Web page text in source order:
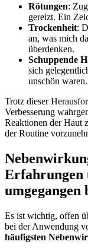
Rötungen:
gereizt. Ein
Trockenheit:⁢
an, was mich
überdenken.
Schuppende
sich
‌unschön waren.
Trotz dieser⁢
Verbesserung
⁤Reaktionen ⁣der Haut
der Routine
Erfahrungen
umgegangen
Es ist wichtig, offen
bei‍ der Anwendung
häufigsten